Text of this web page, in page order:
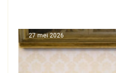
27 mei 2026